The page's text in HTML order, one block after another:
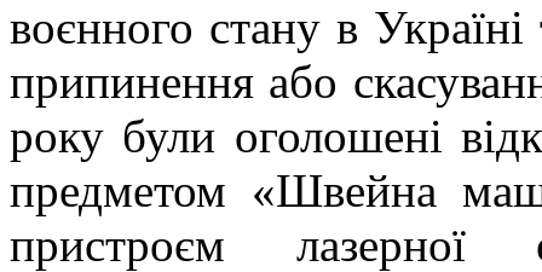
воєнного стану в
припинення або
року були оголошені
предметом «Швейна
пристроєм